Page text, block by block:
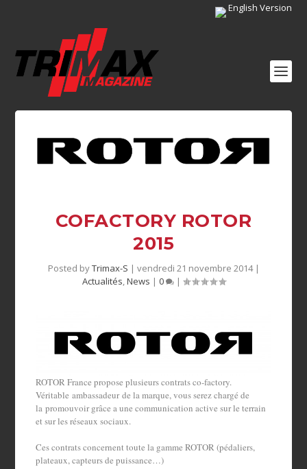
English Version
COFACTORY ROTOR
2015
Posted byTrimax-S | vendredi 21 novembre 2014|
Actualités,News | 0 |
ROTOR France propose plusieurs contrats co-factory.
Véritable ambassadeur de la marque, vous serez chargé de
la promouvoir grâce a une communication active sur le terrain
et sur les réseaux sociaux.
Ces contrats concernent toute la gamme ROTOR (pédaliers,
plateaux, capteurs de puissance…)